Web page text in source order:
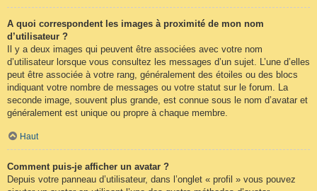
A quoi correspondent les images à proximité de mon nom
d’utilisateur ?
Il y a deux images qui peuvent être associées avec votre nom
d’utilisateur lorsque vous consultez les messages d’un sujet. L’une d’elles
peut être associée à votre rang, généralement des étoiles ou des blocs
indiquant votre nombre de messages ou votre statut sur le forum. La
seconde image, souvent plus grande, est connue sous le nom d’avatar et
généralement est unique ou propre à chaque membre.
Haut
Comment puis-je afficher un avatar ?
Depuis votre panneau d’utilisateur, dans l’onglet « profil » vous pouvez